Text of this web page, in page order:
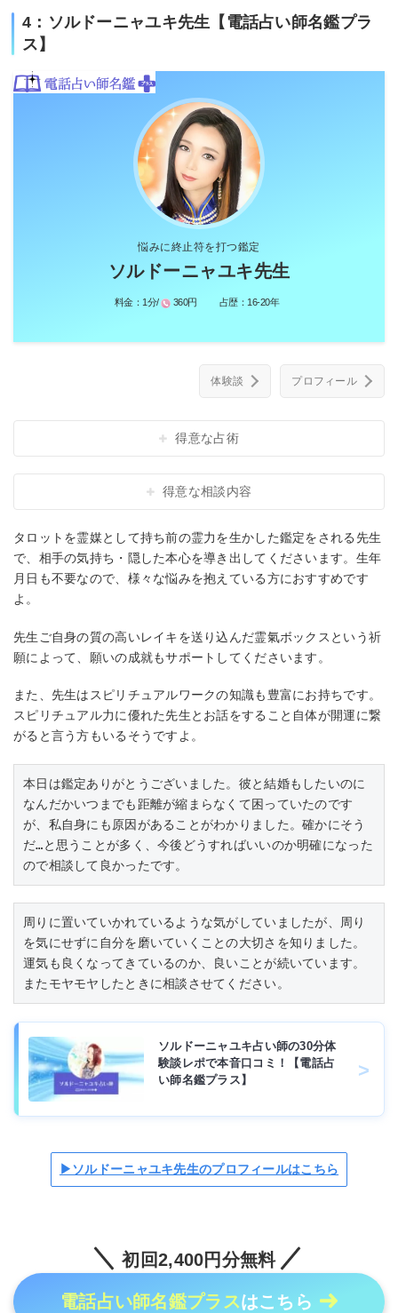
4：ソルドーニャユキ先生【電話占い師名鑑プラ
ス】
悩みに終止符を打つ鑑定
ソルドーニャユキ先生
料金： 1分/ 360円 占歴： 16-20年
体験談 プロフィール
得意な占術
得意な相談内容
タロットを霊媒として持ち前の霊力を生かした鑑定をされる先生
で、相手の気持ち・隠した本心を導き出してくださいます。生年
月日も不要なので、様々な悩みを抱えている方におすすめです
よ。
先生ご自身の質の高いレイキを送り込んだ霊氣ボックスという祈
願によって、願いの成就もサポートしてくださいます。
また、先生はスピリチュアルワークの知識も豊富にお持ちです。
スピリチュアル力に優れた先生とお話をすること自体が開運に繋
がると言う方もいるそうですよ。
本日は鑑定ありがとうございました。彼と結婚もしたいのに
なんだかいつまでも距離が縮まらなくて困っていたのです
が、私自身にも原因があることがわかりました。確かにそう
だ…と思うことが多く、今後どうすればいいのか明確になった
ので相談して良かったです。
周りに置いていかれているような気がしていましたが、周り
を気にせずに自分を磨いていくことの大切さを知りました。
運気も良くなってきているのか、良いことが続いています。
またモヤモヤしたときに相談させてください。
ソルドーニャユキ占い師の30分体
験談レポで本音口コミ！【電話占
い師名鑑プラス】
▶ソルドーニャユキ先生のプロフィールはこちら
初回2,400円分無料
電話占い師名鑑プラスはこちら